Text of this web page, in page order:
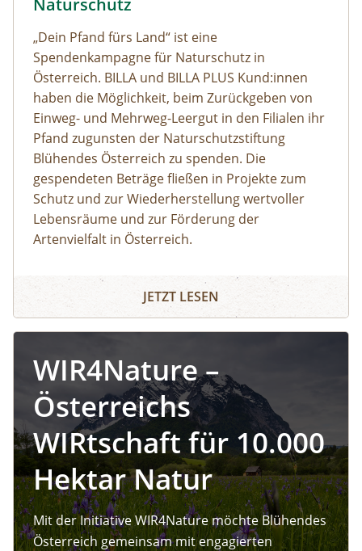
Naturschutz
„Dein Pfand fürs Land“ ist eine
Spendenkampagne für Naturschutz in
Österreich. BILLA und BILLA PLUS Kund:innen
haben die Möglichkeit, beim Zurückgeben von
Einweg- und Mehrweg-Leergut in den Filialen ihr
Pfand zugunsten der Naturschutzstiftung
Blühendes Österreich zu spenden. Die
gespendeten Beträge fließen in Projekte zum
Schutz und zur Wiederherstellung wertvoller
Lebensräume und zur Förderung der
Artenvielfalt in Österreich.
JETZT LESEN
WIR4Nature –
Österreichs
WIRtschaft für 10.000
Hektar Natur
Mit der Initiative WIR4Nature möchte Blühendes
Österreich gemeinsam mit engagierten